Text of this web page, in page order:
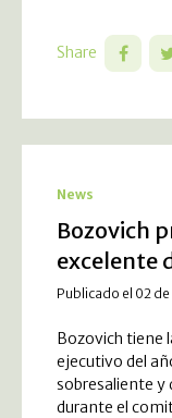
Share
News
Bozovich
excelente
Publicado el 02 de
Bozovich tiene
ejecutivo del
sobresaliente y
durante el